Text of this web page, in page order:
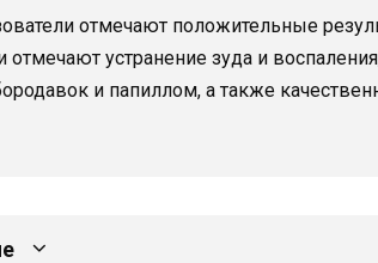
отмечают положительные
отмечают устранение зуда и
и папиллом, а также